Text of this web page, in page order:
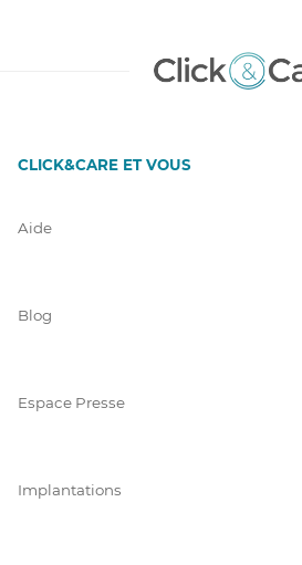
CLICK&CARE ET VOUS
Aide
Blog
Espace Presse
Implantations